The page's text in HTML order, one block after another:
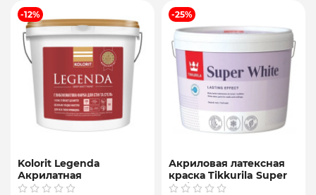
-12%
Kolorit Legenda
Акрилатная
интерьерная краска,
-25%
Акриловая латексная
краска Tikkurila Super
White 10л